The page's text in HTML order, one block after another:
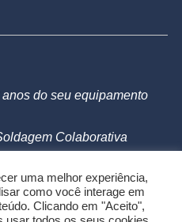
do seu equipamento
Colaborativa
uma melhor experiência,
como você interage em
Clicando em "Aceito",